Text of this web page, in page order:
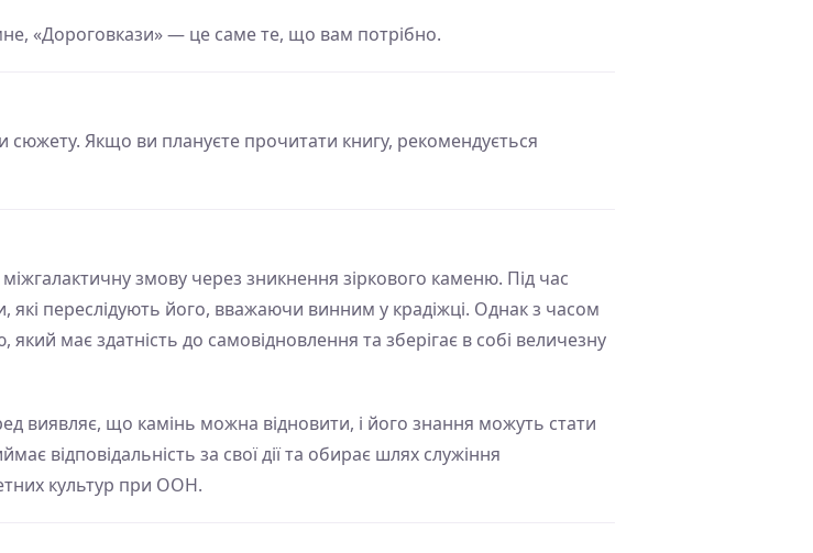
«Дороговкази» — це саме те, що вам потрібно.
Якщо ви плануєте прочитати книгу, рекомендується
змову через зникнення зіркового каменю. Під час
які переслідують його, вважаючи винним у крадіжці. Однак з часом
має здатність до самовідновлення та зберігає в собі величезну
виявляє, що камінь можна відновити, і його знання можуть стати
відповідальність за свої дії та обирає шлях служіння
культур при ООН.